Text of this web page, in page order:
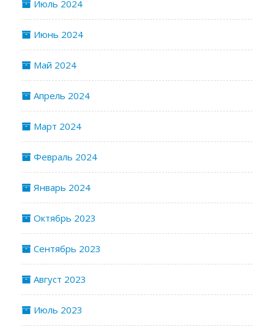
Июль 2024
Июнь 2024
Май 2024
Апрель 2024
Март 2024
Февраль 2024
Январь 2024
Октябрь 2023
Сентябрь 2023
Август 2023
Июль 2023